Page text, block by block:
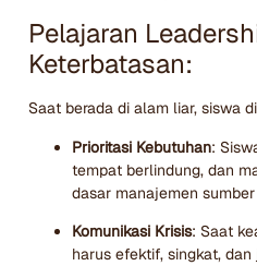
Pelajaran
Keterbatasan:
Saat berada di alam liar, siswa
Prioritasi Kebutuhan:
tempat berlindung, dan
dasar manajemen
Komunikasi Krisis: Saat
harus efektif, singkat,